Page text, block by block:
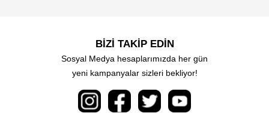
BİZİ TAKİP EDİN
Sosyal Medya hesaplarımızda her gün
yeni kampanyalar sizleri bekliyor!